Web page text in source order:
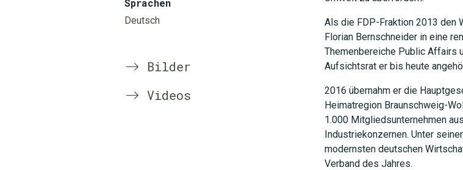
Sprachen
Deutsch
Bilder
Videos
Als die FDP-Fraktion 2013 den
Florian Bernschneider in eine
Themenbereiche Public Affairs
Aufsichtsrat er bis heute
2016 übernahm er die
Heimatregion Braunschweig-
1.000 Mitgliedsunternehmen
Industriekonzernen. Unter
modernsten deutschen
Verband des Jahres.